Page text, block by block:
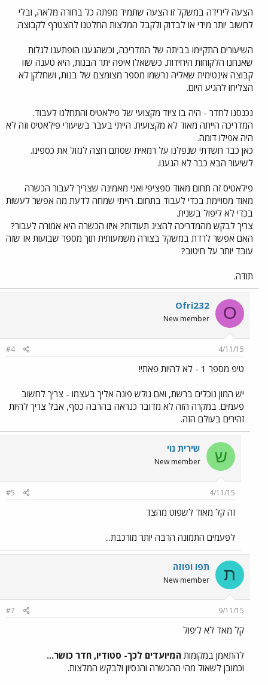
הצעה לירידה במשקל זו הצעה שתמיד מפתה כל בחורה מלאה, ובלי
לחשוב יותר מידי או לבדוק ולקבל המלצות החלטנו להצטרף לקבוצה.
השיעורים התקיימו בביתה של המדריכה, וכשהגענו הופתענו לגלות
שאנחנו הלקוחות היחידות. כששאלו איפה יתר הבנות, היא טענה שזו
קבוצה אינטימית שאליה נרשמו מספר מצומצם של בנות, ושחלקן לא
הצליחו להגיע היום.
נכנסנו לחדר - היה בו ציוד מקצועי של פילאטיס והתחלנו לעבוד.
המדריכה הייתה מאוד לא מקצועית. הייתי בעבר בשיעורי פילאטיס וזה לא
היה אפילו דומה.
כאן כבר חשדתי שנפלנו על רמאית שסתם רוצה לגזול את כספינו.
לשיעור הבא כבר לא הגענו.
פילאטיס זה תחום מאוד ספציפי ואני מאמינה שצריך לעבור הכשרה
מאוד מסויימת בכדי לעבוד בתחום. הייתי שמחה לדעת מה אפשר לעשות
בכדי לא ליפול בשנית.
צריך לבקש מהמדריכה להציג תעודות? איזו הכשרה היא אמורה לעבור?
האם אפשר לרדת במשקל בצורה משמעותית תוך מספר שבועות אז שזה
עובד יותר על חיטוב?
תודה.
O
Ofri232
New member
4/11/15
#4
טיפ מספר 1 - לא להיות פאתי!
יש המון נוכלים ברשת, ואם גולש פונה אליך בעצמו - צריך לחשוב
פעמים. במקרה הזה לא מדובר כנראה בהרבה כסף, אבל צריך להיות
זהירים בעולם הזה.
ש שירית נוי
New member
4/11/15
#5
זה קל מאוד לשפוט מהצד
לפעמים התמונה הרבה יותר מורכבת...
ת תפו ופוזה
New member
9/11/15
#7
קל מאד לא ליפול
להתאמן במקומות המיועדים לכך- סטודיו, חדר כושר...
וכמובן לשאול מהי ההכשרה והנסיון ולבקש המלצות.